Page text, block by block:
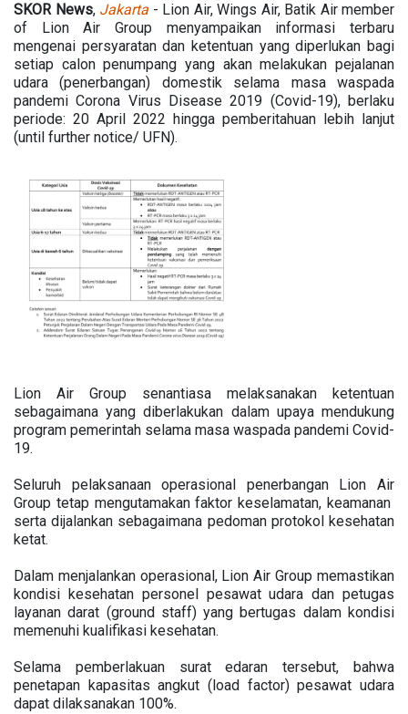
SKOR News, Jakarta - Lion Air, Wings Air, Batik Air member
of Lion Air Group menyampaikan informasi terbaru
mengenai persyaratan dan ketentuan yang diperlukan bagi
setiap calon penumpang yang akan melakukan pejalanan
udara (penerbangan) domestik selama masa waspada
pandemi Corona Virus Disease 2019 (Covid-19), berlaku
periode: 20 April 2022 hingga pemberitahuan lebih lanjut
(until further notice/ UFN).
Lion Air Group senantiasa melaksanakan ketentuan
sebagaimana yang diberlakukan dalam upaya mendukung
program pemerintah selama masa waspada pandemi Covid-
19.
Seluruh pelaksanaan operasional penerbangan Lion Air
Group tetap mengutamakan faktor keselamatan, keamanan
serta dijalankan sebagaimana pedoman protokol kesehatan
ketat.
Dalam menjalankan operasional, Lion Air Group memastikan
kondisi kesehatan personel pesawat udara dan petugas
layanan darat (ground staff) yang bertugas dalam kondisi
memenuhi kualifikasi kesehatan.
Selama pemberlakuan surat edaran tersebut, bahwa
penetapan kapasitas angkut (load factor) pesawat udara
dapat dilaksanakan 100%.